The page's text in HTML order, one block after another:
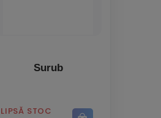
Surub
PRET
LIPSĂ STOC